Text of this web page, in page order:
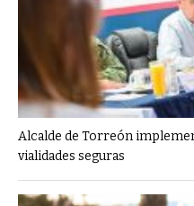
Alcalde de Torreón
vialidades seguras